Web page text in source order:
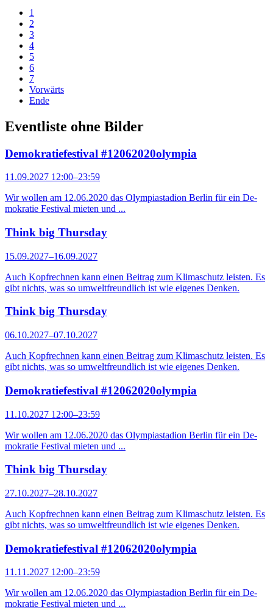
1
2
3
4
5
6
7
Vorwärts
Ende
Eventliste ohne Bilder
Demokratiefestival #12062020olympia
11.09.2027 12:00–23:59
Wir wollen am 12.06.2020 das Olympiastadion Berlin für ein De­
mo­kratie Festival mieten und ...
Think big Thursday
15.09.2027–16.09.2027
Auch Kopfrechnen kann einen Beitrag zum Klimaschutz leisten. Es
gibt nichts, was so umweltfreundlich ist wie eigenes Denken.
Think big Thursday
06.10.2027–07.10.2027
Auch Kopfrechnen kann einen Beitrag zum Klimaschutz leisten. Es
gibt nichts, was so umweltfreundlich ist wie eigenes Denken.
Demokratiefestival #12062020olympia
11.10.2027 12:00–23:59
Wir wollen am 12.06.2020 das Olympiastadion Berlin für ein De­
mo­kratie Festival mieten und ...
Think big Thursday
27.10.2027–28.10.2027
Auch Kopfrechnen kann einen Beitrag zum Klimaschutz leisten. Es
gibt nichts, was so umweltfreundlich ist wie eigenes Denken.
Demokratiefestival #12062020olympia
11.11.2027 12:00–23:59
Wir wollen am 12.06.2020 das Olympiastadion Berlin für ein De­
mo­kratie Festival mieten und ...